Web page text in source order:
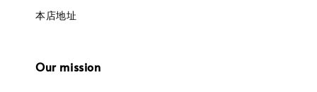
本店地址
Our mission